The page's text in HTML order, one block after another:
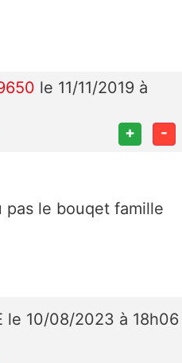
le 11/11/2019 à
+ -
le bouqet famille
le 10/08/2023 à 18h06